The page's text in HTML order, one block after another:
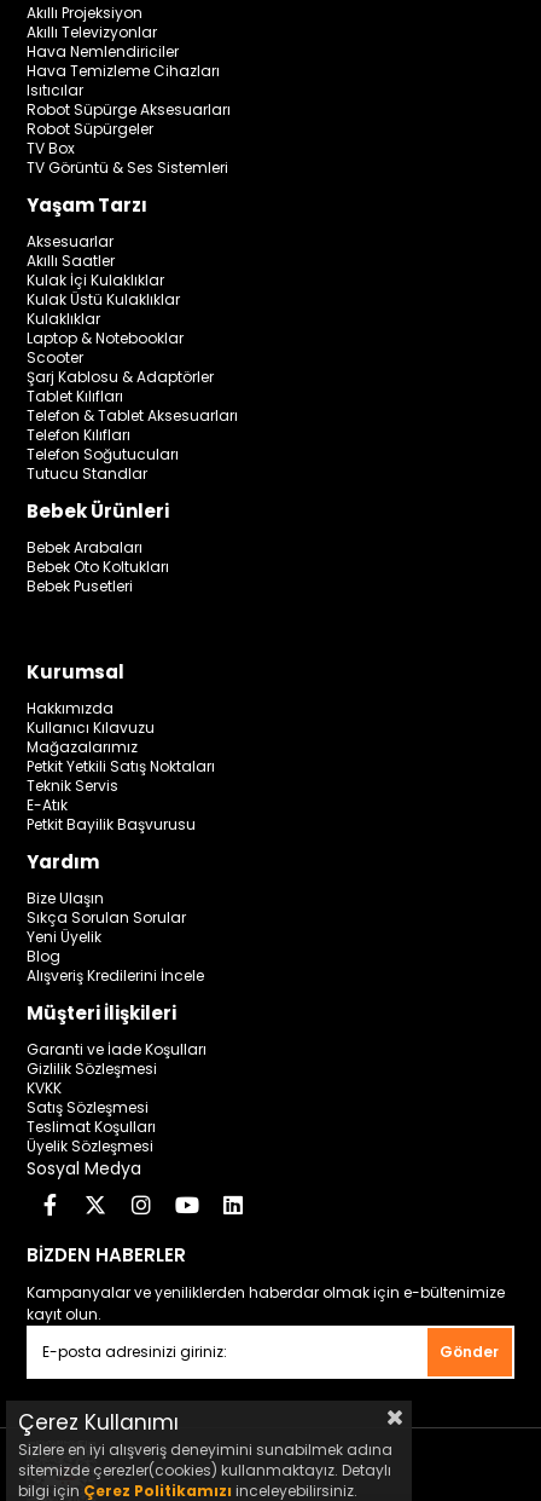
Akıllı Projeksiyon
Akıllı Televizyonlar
Hava Nemlendiriciler
Hava Temizleme Cihazları
Isıtıcılar
Robot Süpürge Aksesuarları
Robot Süpürgeler
TV Box
TV Görüntü & Ses Sistemleri
Yaşam Tarzı
Aksesuarlar
Akıllı Saatler
Kulak İçi Kulaklıklar
Kulak Üstü Kulaklıklar
Kulaklıklar
Laptop & Notebooklar
Scooter
Şarj Kablosu & Adaptörler
Tablet Kılıfları
Telefon & Tablet Aksesuarları
Telefon Kılıfları
Telefon Soğutucuları
Tutucu Standlar
Bebek Ürünleri
Bebek Arabaları
Bebek Oto Koltukları
Bebek Pusetleri
Kurumsal
Hakkımızda
Kullanıcı Kılavuzu
Mağazalarımız
Petkit Yetkili Satış Noktaları
Teknik Servis
E-Atık
Petkit Bayilik Başvurusu
Yardım
Bize Ulaşın
Sıkça Sorulan Sorular
Yeni Üyelik
Blog
Alışveriş Kredilerini İncele
Müşteri İlişkileri
Garanti ve İade Koşulları
Gizlilik Sözleşmesi
KVKK
Satış Sözleşmesi
Teslimat Koşulları
Üyelik Sözleşmesi
Sosyal Medya
BİZDEN HABERLER
Kampanyalar ve yeniliklerden haberdar olmak için e-bültenimize
kayıt olun.
Gönder
Çerez Kullanımı
Sizlere en iyi alışveriş deneyimini sunabilmek adına
sitemizde çerezler(cookies) kullanmaktayız. Detaylı
bilgi için Çerez Politikamızı inceleyebilirsiniz.